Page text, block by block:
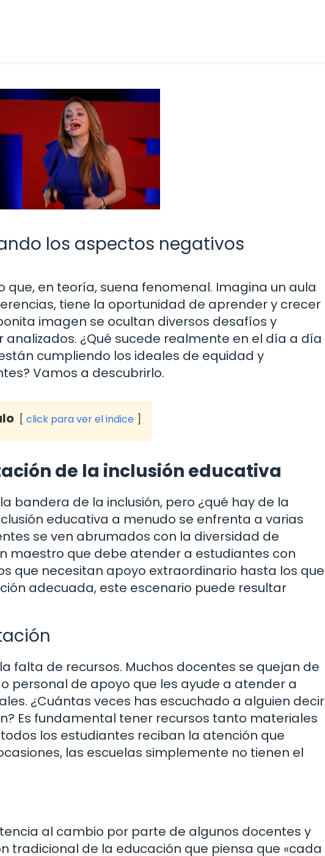
los aspectos negativos
que, en teoría, suena fenomenal. Imagina un aula
tiene la oportunidad de aprender y crecer
imagen se ocultan diversos desafíos y
¿Qué sucede realmente en el día a día
cumpliendo los ideales de equidad y
Vamos a descubrirlo.
click para ver el indice
de la inclusión educativa
bandera de la inclusión, pero ¿qué hay de la
educativa a menudo se enfrenta a varias
se ven abrumados con la diversidad de
maestro que debe atender a estudiantes con
que necesitan apoyo extraordinario hasta los que
adecuada, este escenario puede resultar
falta de recursos. Muchos docentes se quejan de
personal de apoyo que les ayude a atender a
¿Cuántas veces has escuchado a alguien decir
Es fundamental tener recursos tanto materiales
los estudiantes reciban la atención que
las escuelas simplemente no tienen el
al cambio por parte de algunos docentes y
tradicional de la educación que piensa que «cada